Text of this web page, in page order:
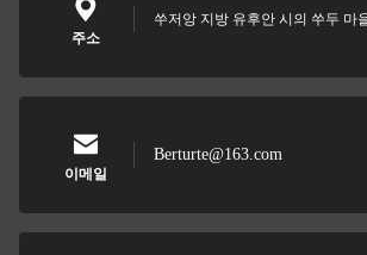
주소
쑤저앙 지방 유후안 시의 쑤두 마
이메일
Berturte@163.com